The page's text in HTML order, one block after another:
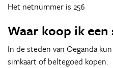
Het netnummer is 256
Waar koop ik
In de steden van Oeganda
simkaart of beltegoed kopen.